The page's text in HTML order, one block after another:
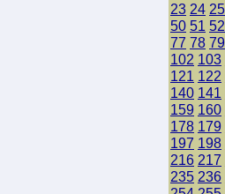
23 24 25
50 51 52
77 78 79
102 103
121 122
140 141
159 160
178 179
197 198
216 217
235 236